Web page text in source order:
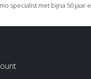
specialist met bijna 50 jaar